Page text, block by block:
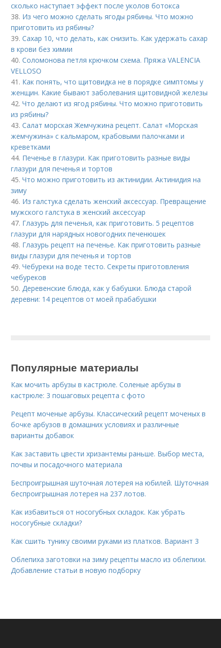
сколько наступает эффект после уколов ботокса
38. Из чего можно сделать ягоды рябины. Что можно
приготовить из рябины?
39.Сахар 10, что делать, как снизить. Как удержать сахар
в крови без химии
40.Соломонова петля крючком схема. Пряжа VALENCIA
VELLOSO
41. Как понять, что щитовидка не в порядке симптомы у
женщин. Какие бывают заболевания щитовидной железы
42.Что делают из ягод рябины. Что можно приготовить
из рябины?
43.Салат морская Жемчужина рецепт. Салат «Морская
жемчужина» с кальмаром, крабовыми палочками и
креветками
44. Печенье в глазури. Как приготовить разные виды
глазури для печенья и тортов
45.Что можно приготовить из актинидии. Актинидия на
зиму
46. Из галстука сделать женский аксессуар. Превращение
мужского галстука в женский аксессуар
47. Глазурь для печенья, как приготовить. 5 рецептов
глазури для нарядных новогодних печенюшек
48. Глазурь рецепт на печенье. Как приготовить разные
виды глазури для печенья и тортов
49.Чебуреки на воде тесто. Секреты приготовления
чебуреков
50. Деревенские блюда, как у бабушки. Блюда старой
деревни: 14 рецептов от моей прабабушки
Популярные материалы
Как мочить арбузы в кастрюле. Соленые арбузы в
кастрюле: 3 пошаговых рецепта с фото
Рецепт моченые арбузы. Классический рецепт моченых в
бочке арбузов в домашних условиях и различные
варианты добавок
Как заставить цвести хризантемы раньше. Выбор места,
почвы и посадочного материала
Беспроигрышная шуточная лотерея на юбилей. Шуточная
беспроигрышная лотерея на 237 лотов.
Как избавиться от носогубных складок. Как убрать
носогубные складки?
Как сшить тунику своими руками из платков. Вариант 3
Облепиха заготовки на зиму рецепты масло из облепихи.
Добавление статьи в новую подборку